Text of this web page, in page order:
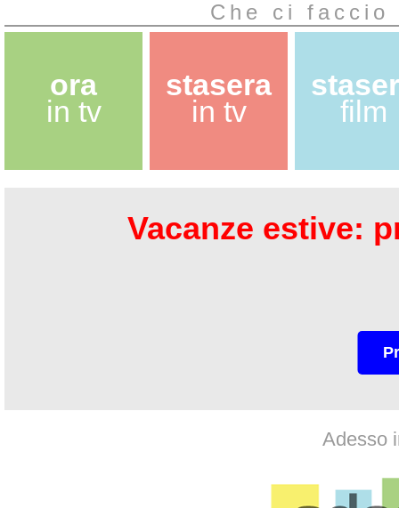
Che ci
ora
in tv
stasera
in tv
film
Vacanze estive:
Adesso